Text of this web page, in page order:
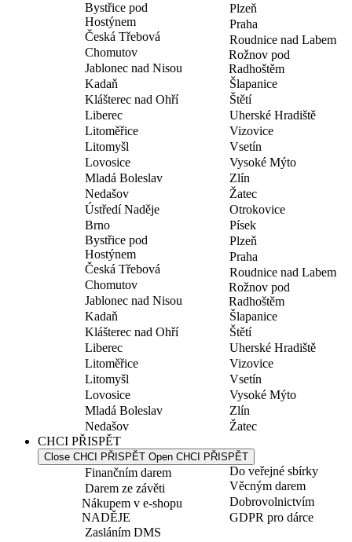
Bystřice pod
Hostýnem
Česká Třebová
Chomutov
Jablonec nad Nisou
Kadaň
Klášterec nad Ohří
Liberec
Litoměřice
Litomyšl
Lovosice
Mladá Boleslav
Nedašov
Plzeň
Praha
Roudnice nad Labem
Rožnov pod
Radhoštěm
Šlapanice
Štětí
Uherské Hradiště
Vizovice
Vsetín
Vysoké Mýto
Zlín
Žatec
Ústředí Naděje
Brno
Bystřice pod
Hostýnem
Česká Třebová
Chomutov
Jablonec nad Nisou
Kadaň
Klášterec nad Ohří
Liberec
Litoměřice
Litomyšl
Lovosice
Mladá Boleslav
Nedašov
Otrokovice
Písek
Plzeň
Praha
Roudnice nad Labem
Rožnov pod
Radhoštěm
Šlapanice
Štětí
Uherské Hradiště
Vizovice
Vsetín
Vysoké Mýto
Zlín
Žatec
CHCI PŘISPĚT
Close CHCI PŘISPĚT Open CHCI PŘISPĚT
Finančním darem
Darem ze závěti
Nákupem v e-shopu
NADĚJE
Zasláním DMS
Do veřejné sbírky
Věcným darem
Dobrovolnictvím
GDPR pro dárce